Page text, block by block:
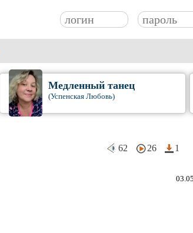
Медленный танец
(Успенская Любовь)
62 26 1